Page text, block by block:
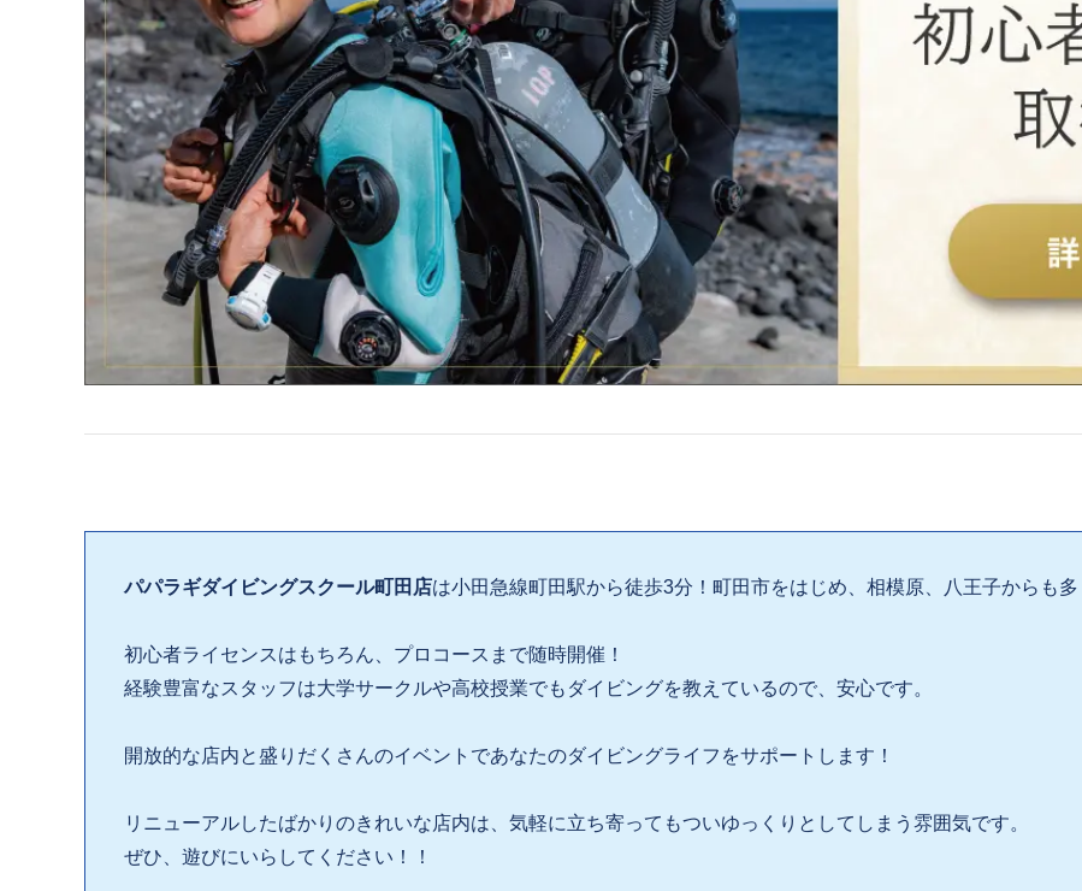
パパラギダイビングスクール町田店は小田急線町田駅から徒歩3分！町田市をはじめ、相模原、八王子からも
初心者ライセンスはもちろん、プロコースまで随時開催！
経験豊富なスタッフは大学サークルや高校授業でもダイビングを教えているので、安心です。
開放的な店内と盛りだくさんのイベントであなたのダイビングライフをサポートします！
リニューアルしたばかりのきれいな店内は、気軽に立ち寄ってもついゆっくりとしてしまう雰囲気です。
ぜひ、遊びにいらしてください！！